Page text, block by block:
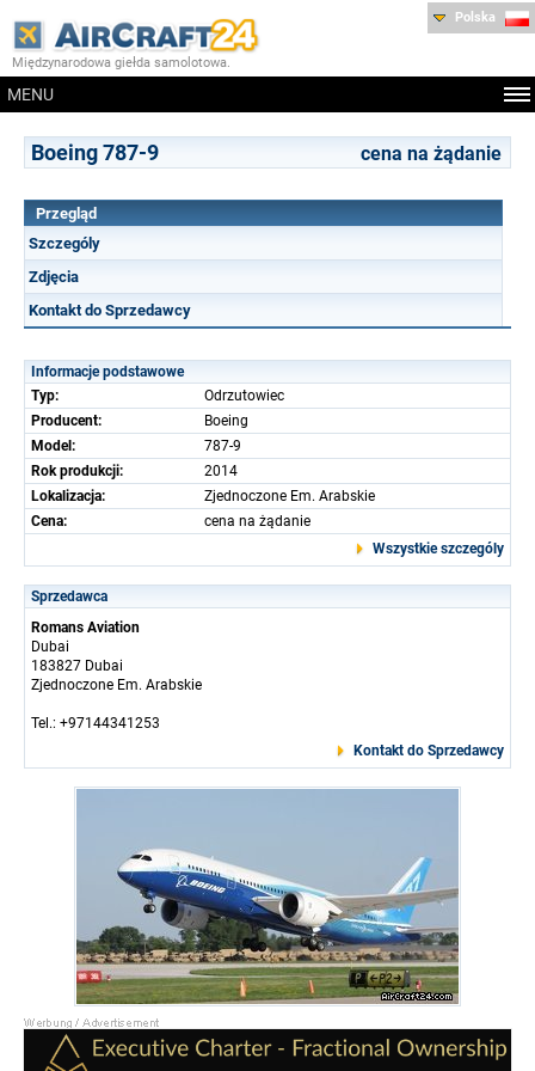
Międzynarodowa giełda samolotowa.
MENU
Polska
Boeing 787-9 cena na żądanie
Przegląd
Szczególy
Zdjęcia
Kontakt do Sprzedawcy
Informacje podstawowe
Typ:
Odrzutowiec
Producent:
Boeing
Model:
787-9
Rok produkcji:
2014
Lokalizacja:
Zjednoczone Em. Arabskie
Cena:
cena na żądanie
Wszystkie szczególy
Sprzedawca
Romans Aviation
Dubai
183827 Dubai
Zjednoczone Em. Arabskie
Tel.: +97144341253
Kontakt do Sprzedawcy